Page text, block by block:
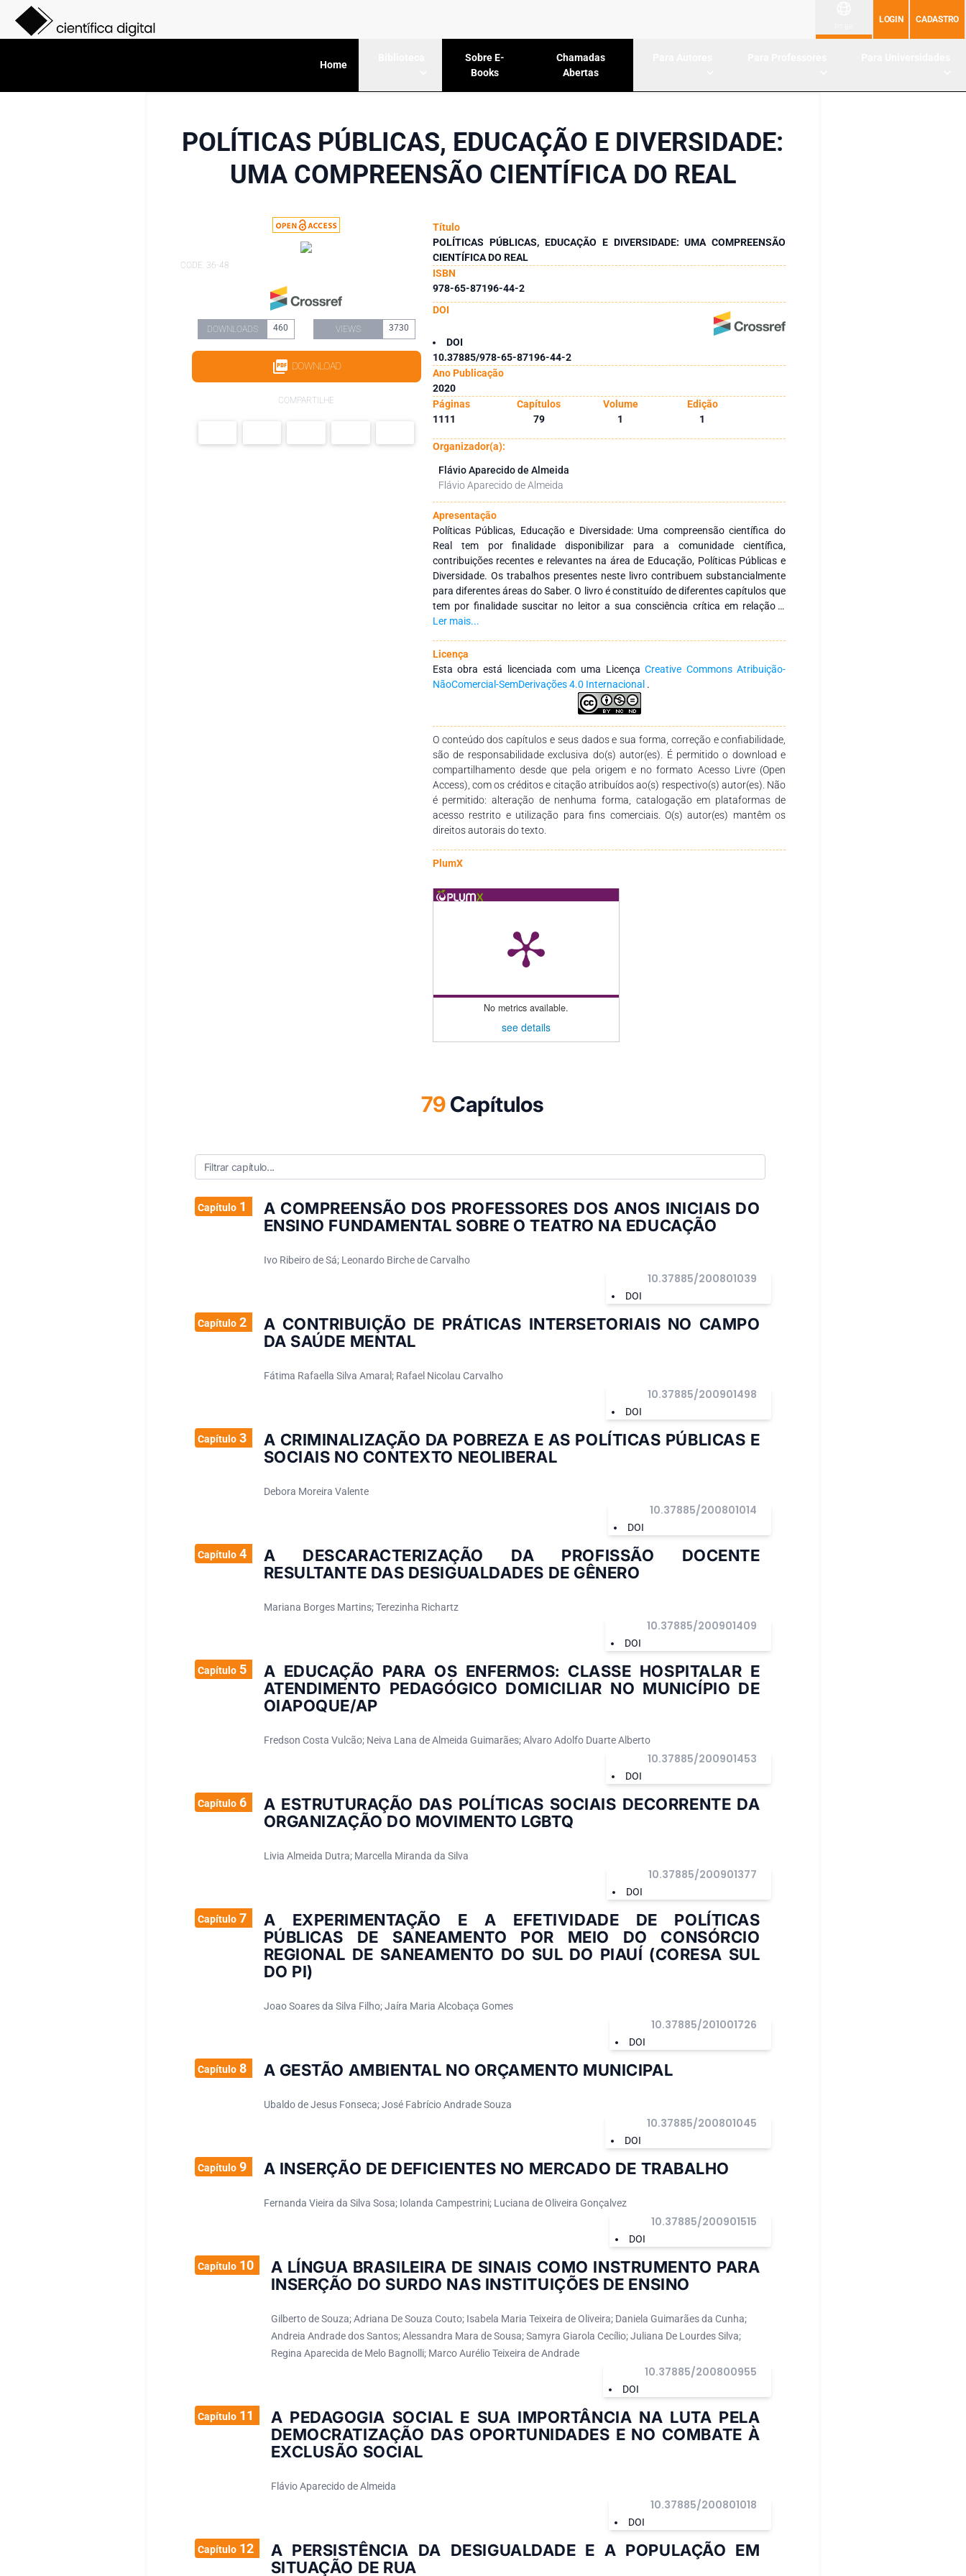
LOGIN CADASTRO
Home
Sobre E-
Books
Chamadas
Abertas
POLÍTICAS PÚBLICAS, EDUCAÇÃO E DIVERSIDADE:
UMA COMPREENSÃO CIENTÍFICA DO REAL
CODE: 36-48
DOWNLOADS 460 VIEWS 3730
DOWNLOAD
COMPARTILHE
Título
POLÍTICAS PÚBLICAS, EDUCAÇÃO E DIVERSIDADE: UMA COMPREENSÃO
CIENTÍFICA DO REAL
ISBN
978-65-87196-44-2
DOI
DOI
10.37885/978-65-87196-44-2
Ano Publicação
2020
Páginas
Capítulos Volume
Edição
1111
79 1 1
Organizador(a):
Flávio Aparecido de Almeida
Flávio Aparecido de Almeida
Apresentação
Políticas Públicas, Educação e Diversidade: Uma compreensão científica do
Real tem por finalidade disponibilizar para a comunidade científica,
contribuições recentes e relevantes na área de Educação, Políticas Públicas e
Diversidade. Os trabalhos presentes neste livro contribuem substancialmente
para diferentes áreas do Saber. O livro é constituído de diferentes capítulos que
tem por finalidade suscitar no leitor a sua consciência crítica em relação a
temas contemporâneos e urgentes da nossa sociedade.
Ler mais...
Licença
Esta obra está licenciada com uma LicençaCreative Commons Atribuição-
NãoComercial-SemDerivações 4.0 Internacional .
O conteúdo dos capítulos e seus dados e sua forma, correção e confiabilidade,
são de responsabilidade exclusiva do(s) autor(es). É permitido o download e
compartilhamento desde que pela origem e no formato Acesso Livre (Open
Access), com os créditos e citação atribuídos ao(s) respectivo(s) autor(es). Não
é permitido: alteração de nenhuma forma, catalogação em plataformas de
acesso restrito e utilização para fins comerciais. O(s) autor(es) mantêm os
direitos autorais do texto.
PlumX
No metrics available.
see details
79Capítulos
Capítulo1
A COMPREENSÃO DOS PROFESSORES DOS ANOS INICIAIS DO
ENSINO FUNDAMENTAL SOBRE O TEATRO NA EDUCAÇÃO
Ivo Ribeiro de Sá; Leonardo Birche de Carvalho
DOI
10.37885/200801039
Capítulo2
A CONTRIBUIÇÃO DE PRÁTICAS INTERSETORIAIS NO CAMPO
DA SAÚDE MENTAL
Fátima Rafaella Silva Amaral; Rafael Nicolau Carvalho
DOI
10.37885/200901498
Capítulo3
A CRIMINALIZAÇÃO DA POBREZA E AS POLÍTICAS PÚBLICAS E
SOCIAIS NO CONTEXTO NEOLIBERAL
Debora Moreira Valente
DOI
10.37885/200801014
Capítulo4
A DESCARACTERIZAÇÃO DA PROFISSÃO DOCENTE
RESULTANTE DAS DESIGUALDADES DE GÊNERO
Mariana Borges Martins; Terezinha Richartz
DOI
10.37885/200901409
Capítulo5
A EDUCAÇÃO PARA OS ENFERMOS: CLASSE HOSPITALAR E
ATENDIMENTO PEDAGÓGICO DOMICILIAR NO MUNICÍPIO DE
OIAPOQUE/AP
Fredson Costa Vulcão; Neiva Lana de Almeida Guimarães; Alvaro Adolfo Duarte Alberto
DOI
10.37885/200901453
Capítulo6
A ESTRUTURAÇÃO DAS POLÍTICAS SOCIAIS DECORRENTE DA
ORGANIZAÇÃO DO MOVIMENTO LGBTQ
Livia Almeida Dutra; Marcella Miranda da Silva
DOI
10.37885/200901377
Capítulo7
A EXPERIMENTAÇÃO E A EFETIVIDADE DE POLÍTICAS
PÚBLICAS DE SANEAMENTO POR MEIO DO CONSÓRCIO
REGIONAL DE SANEAMENTO DO SUL DO PIAUÍ (CORESA SUL
DO PI)
Joao Soares da Silva Filho; Jaíra Maria Alcobaça Gomes
DOI
10.37885/201001726
Capítulo8 A GESTÃO AMBIENTAL NO ORÇAMENTO MUNICIPAL
Ubaldo de Jesus Fonseca; José Fabrício Andrade Souza
DOI
10.37885/200801045
Capítulo9 A INSERÇÃO DE DEFICIENTES NO MERCADO DE TRABALHO
Fernanda Vieira da Silva Sosa; Iolanda Campestrini; Luciana de Oliveira Gonçalvez
DOI
10.37885/200901515
Capítulo10
A LÍNGUA BRASILEIRA DE SINAIS COMO INSTRUMENTO PARA
INSERÇÃO DO SURDO NAS INSTITUIÇÕES DE ENSINO
Gilberto de Souza; Adriana De Souza Couto; Isabela Maria Teixeira de Oliveira; Daniela Guimarães da Cunha;
Andreia Andrade dos Santos; Alessandra Mara de Sousa; Samyra Giarola Cecílio; Juliana De Lourdes Silva;
Regina Aparecida de Melo Bagnolli; Marco Aurélio Teixeira de Andrade
DOI
10.37885/200800955
Capítulo11
A PEDAGOGIA SOCIAL E SUA IMPORTÂNCIA NA LUTA PELA
DEMOCRATIZAÇÃO DAS OPORTUNIDADES E NO COMBATE À
EXCLUSÃO SOCIAL
Flávio Aparecido de Almeida
DOI
10.37885/200801018
Capítulo12
A PERSISTÊNCIA DA DESIGUALDADE E A POPULAÇÃO EM
SITUAÇÃO DE RUA